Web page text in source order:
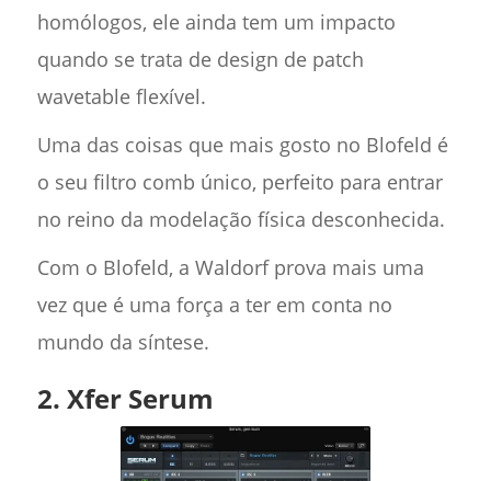
homólogos, ele ainda tem um impacto
quando se trata de design de patch
wavetable flexível.
Uma das coisas que mais gosto no Blofeld é
o seu filtro comb único, perfeito para entrar
no reino da modelação física desconhecida.
Com o Blofeld, a Waldorf prova mais uma
vez que é uma força a ter em conta no
mundo da síntese.
2. Xfer Serum